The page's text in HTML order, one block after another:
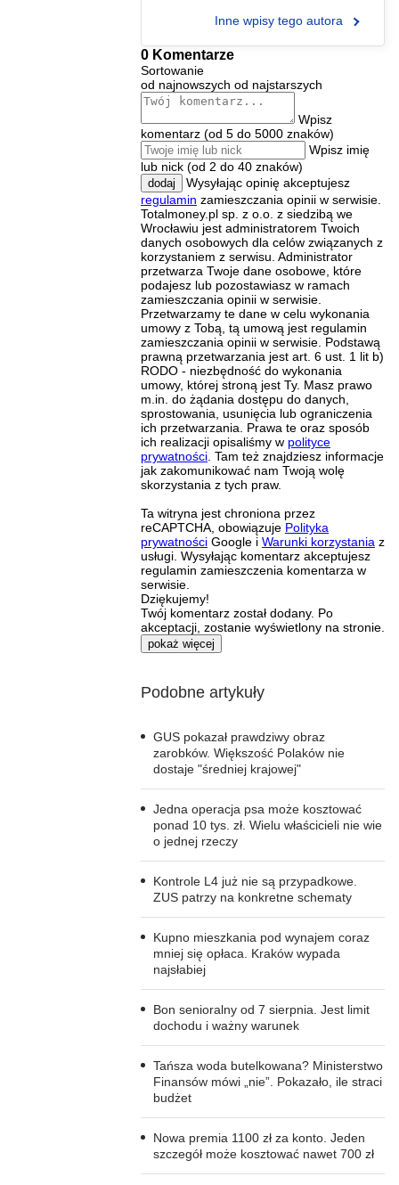
Inne wpisy tego autora
0 Komentarze
Sortowanie
od najnowszych od najstarszych
Wpisz
komentarz (od 5 do 5000 znaków)
Wpisz imię
lub nick (od 2 do 40 znaków)
dodaj
Wysyłając opinię akceptujesz
regulamin zamieszczania opinii w serwisie.
Totalmoney.pl sp. z o.o. z siedzibą we
Wrocławiu jest administratorem Twoich
danych osobowych dla celów związanych z
korzystaniem z serwisu. Administrator
przetwarza Twoje dane osobowe, które
podajesz lub pozostawiasz w ramach
zamieszczania opinii w serwisie.
Przetwarzamy te dane w celu wykonania
umowy z Tobą, tą umową jest regulamin
zamieszczania opinii w serwisie. Podstawą
prawną przetwarzania jest art. 6 ust. 1 lit b)
RODO - niezbędność do wykonania
umowy, której stroną jest Ty. Masz prawo
m.in. do żądania dostępu do danych,
sprostowania, usunięcia lub ograniczenia
ich przetwarzania. Prawa te oraz sposób
ich realizacji opisaliśmy w polityce
prywatności . Tam też znajdziesz informacje
jak zakomunikować nam Twoją wolę
skorzystania z tych praw.
Ta witryna jest chroniona przez
reCAPTCHA, obowiązuje Polityka
prywatności Google i Warunki korzystania z
usługi. Wysyłając komentarz akceptujesz
regulamin zamieszczenia komentarza w
serwisie.
Dziękujemy!
Twój komentarz został dodany. Po
akceptacji, zostanie wyświetlony na stronie.
pokaż więcej
Podobne artykuły
GUS pokazał prawdziwy obraz
zarobków. Większość Polaków nie
dostaje "średniej krajowej"
Jedna operacja psa może kosztować
ponad 10 tys. zł. Wielu właścicieli nie wie
o jednej rzeczy
Kontrole L4 już nie są przypadkowe.
ZUS patrzy na konkretne schematy
Kupno mieszkania pod wynajem coraz
mniej się opłaca. Kraków wypada
najsłabiej
Bon senioralny od 7 sierpnia. Jest limit
dochodu i ważny warunek
Tańsza woda butelkowana? Ministerstwo
Finansów mówi „nie”. Pokazało, ile straci
budżet
Nowa premia 1100 zł za konto. Jeden
szczegół może kosztować nawet 700 zł